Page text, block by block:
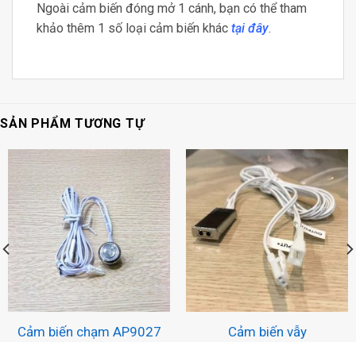
Ngoài cảm biến đóng mở 1 cánh, bạn có thể tham
khảo thêm 1 số loại cảm biến khác tại đây.
SẢN PHẨM TƯƠNG TỰ
Cảm biến chạm AP9027 Cảm biến vẫy